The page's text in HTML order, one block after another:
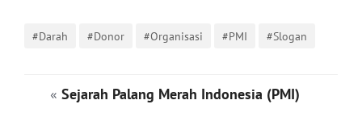
#Darah #Donor #Organisasi #PMI #Slogan
« Sejarah Palang Merah Indonesia (PMI)